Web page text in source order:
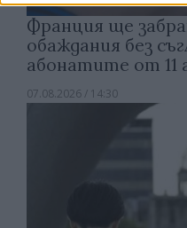
Франция ще
обаждания без
абонатите от 11
07.08.2026 / 14:30